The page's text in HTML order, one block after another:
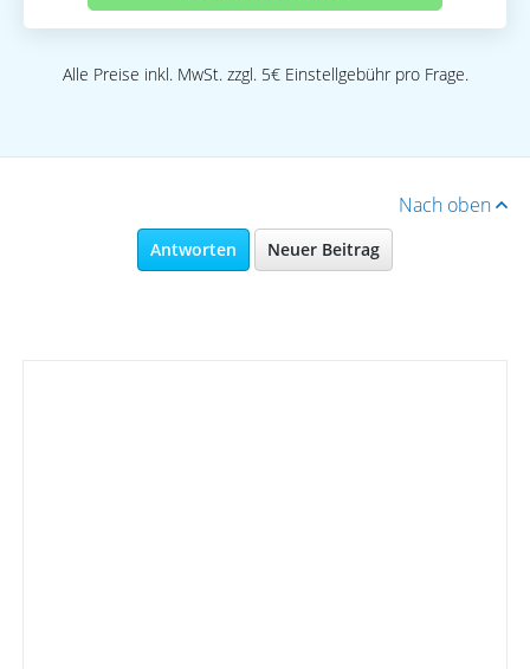
Alle Preise inkl. MwSt. zzgl. 5€ Einstellgebühr pro Frage.
Nach oben
Antworten Neuer Beitrag